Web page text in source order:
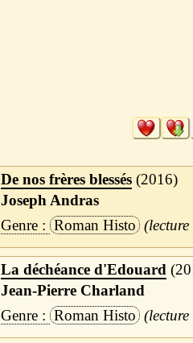
De nos frères blessés 2016
Joseph Andras
Roman Histo
La déchéance d'Edouard
Jean-Pierre Charland
Roman Histo